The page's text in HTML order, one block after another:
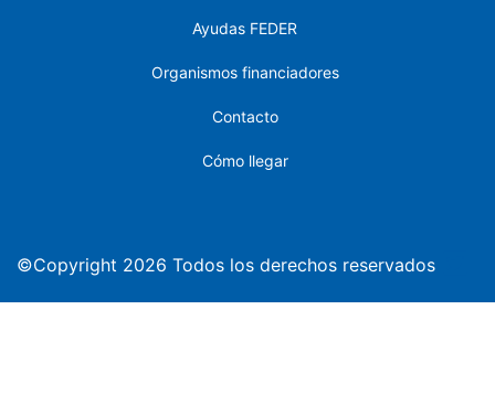
Ayudas FEDER
Organismos financiadores
Contacto
Cómo llegar
©Copyright 2026 Todos los derechos reservados